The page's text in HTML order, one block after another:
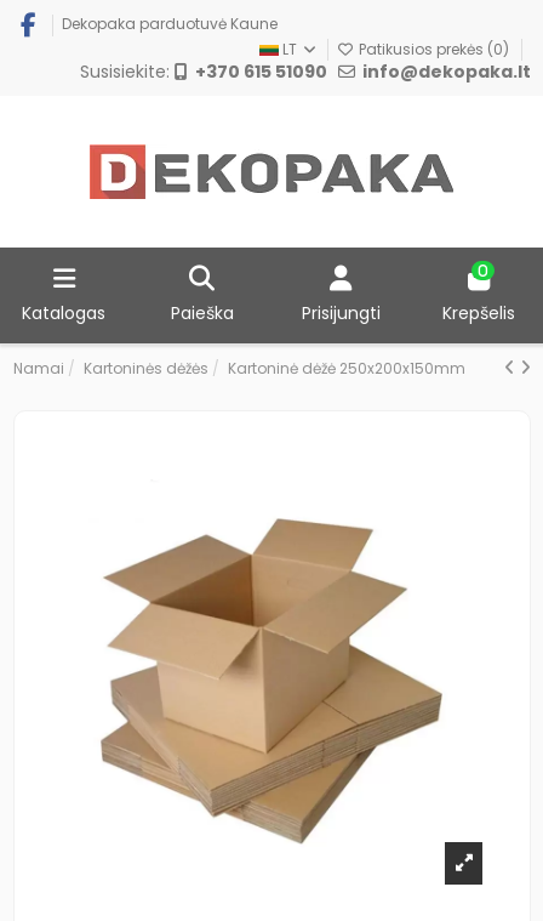
Dekopaka parduotuvė Kaune
LT
Patikusios prekės (0)
Susisiekite: +370 615 51090 info@dekopaka.lt
Katalogas Paieška Prisijungti
0
Krepšelis
Namai Kartoninės dėžės Kartoninė dėžė 250x200x150mm